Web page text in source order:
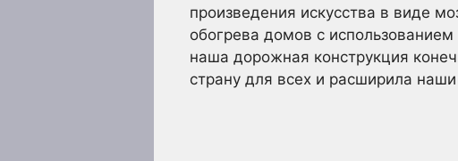
произведения искусства в виде
обогрева домов с
наша дорожная конструкция
страну для всех и расширила